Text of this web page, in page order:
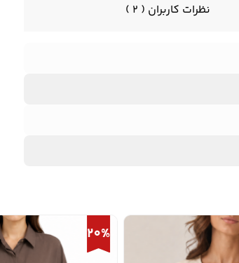
نظرات کاربران ( 2 )
20%